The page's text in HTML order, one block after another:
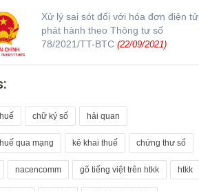
Xử lý sai sót đối với hóa đơn điện tử
phát hành theo Thông tư số
78/2021/TT-BTC (22/09/2021)
chữ ký số hải quan
qua mạng kê khai thuế chứng thư số
nacencomm gõ tiếng việt trên htkk htkk